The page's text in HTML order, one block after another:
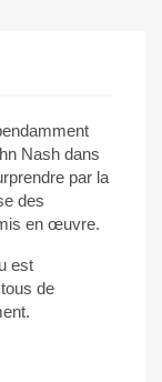
Nash dans
par la
des
en œuvre.
est
de